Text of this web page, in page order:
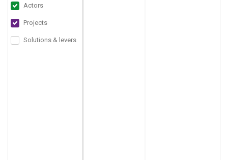
Actors
Projects
Solutions & levers